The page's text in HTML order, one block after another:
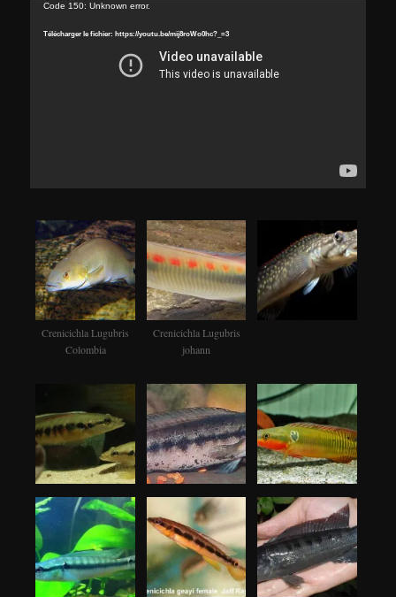
Lecteur
Code 150: Unknown error.
Télécharger le fichier: https://youtu.be/mij8roWo0hc?_=3
Crenicichla Lugubris
Colombia
Crenicichla Lugubris
johann